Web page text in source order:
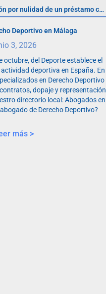
Cómo registrar una reclamación por nulidad de un préstamo con TAE alta
Deportivo en Málaga
3, 2026
octubre, del Deporte establece el
deportiva en España. En
en Derecho Deportivo
dopaje y representación
directorio local: Abogados en
de Derecho Deportivo?
más >